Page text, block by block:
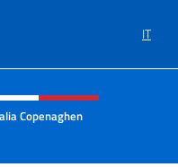
IT
e menù
Copenaghen